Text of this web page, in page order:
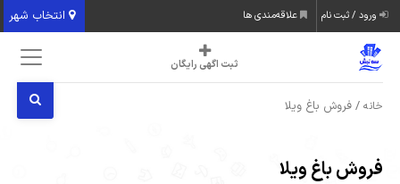
انتخاب شهر ورود / ثبت نام علاقه‌مندی ها
ثبت اگهی رایگان
خانه / فروش باغ ویلا
فروش باغ ویلا